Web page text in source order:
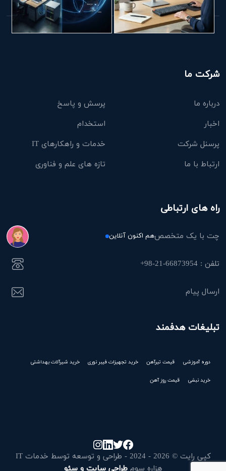
شرکت ما
درباره ما
پرسش و پاسخ
اخبار
استخدام
پرسنل شرکت
خدمات و راهکارهای IT
ارتباط با ما
تازه های علم و فناوری
راه های ارتباطی
چت با یک متخصصهم اکنون آنلاین
تلفن : 66873954-21-98+
ارسال پیام
تبلیغات هدفمند
دوره آموزشی قیمت تیرآهن خرید تجهیزات فیبر نوری خرید شیرآلات بهداشتی
خرید نبشی قیمت روز آهن
کپی رایت © 2026 - 2024 - طراحی و توسعه توسط خدمات IT
هزاره سومطراحی سایت و سئو